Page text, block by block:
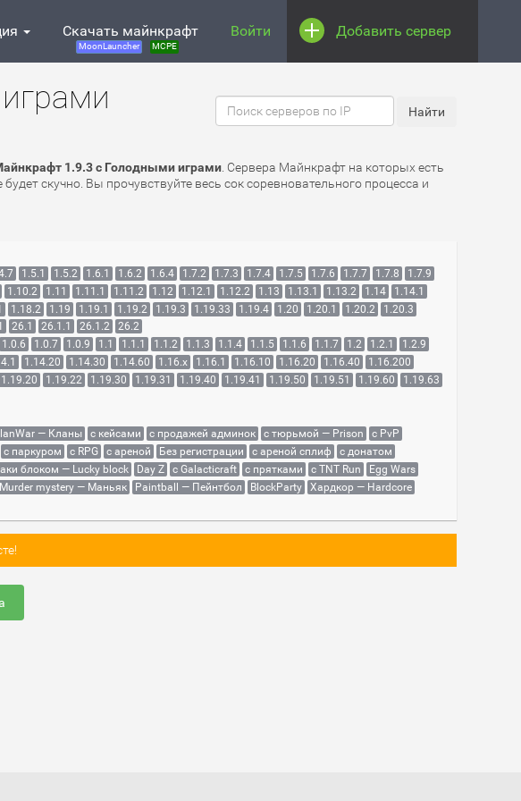
Скачать майнкрафт
MoonLauncher MCPE
Войти Добавить сервер
1.9.3 с Голодными играми . Сервера Майнкрафт на которых есть
скучно. Вы прочувствуйте весь сок соревновательного процесса и
1.5.1 1.5.2 1.6.1 1.6.2 1.6.4 1.7.2 1.7.3 1.7.4 1.7.5 1.7.6 1.7.7 1.7.8
1.7.9
1.10.2 1.11 1.11.1 1.11.2 1.12 1.12.1 1.12.2 1.13 1.13.1 1.13.2 1.14
1.14.1
1.18.2 1.19 1.19.1 1.19.2 1.19.3 1.19.33 1.19.4 1.20 1.20.1 1.20.2
1.20.3
26.1 26.1.1 26.1.2 26.2
1.0.6 1.0.7 1.0.9 1.1 1.1.1 1.1.2 1.1.3 1.1.4 1.1.5 1.1.6 1.1.7 1.2 1.2.1
1.2.9
1.14.20 1.14.30 1.14.60 1.16.x 1.16.1 1.16.10 1.16.20 1.16.40
1.16.200
1.19.20 1.19.22 1.19.30 1.19.31 1.19.40 1.19.41 1.19.50 1.19.51 1.19.60
1.19.63
— Кланы с кейсами с продажей админок с тюрьмой — Prison
с PvP
с паркуром с RPG с ареной Без регистрации с ареной сплиф
с донатом
блоком — Lucky block Day Z с Galacticraft с прятками с TNT Run
Egg Wars
Murder mystery — Маньяк Paintball — Пейнтбол BlockParty
Хардкор — Hardcore